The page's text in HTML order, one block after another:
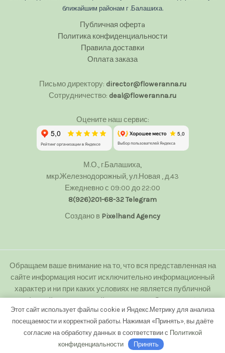
ближайшим районам г .Балашиха.
Публичная офертa
Политика конфиденциальности
Правила доставки
Оплата заказа
Письмо директору: director@floweranna.ru
Сотрудничество: deal@floweranna.ru
Оцените наш сервис:
М.О., г.Балашиха,
мкр.Железнодорожный, ул.Новая , д.43
Ежедневно с 09:00 до 22:00
8(926)201-68-32Telegram
Создано в Pixelhand Agency
Обращаем ваше внимание на то, что вся представленная на
сайте информация носит исключительно информационный
характер и ни при каких условиях не является публичной
офертой определяемой положениями Статьи 437(2)
Гражданского кодекса Российской Федерации.
Любое копирование с сайта floweranna.ru без письменного
разрешения владельца запрещено.
Этот сайт использует файлы cookie и Яндекс.Метрику для анализа
посещаемости и корректной работы. Нажимая «Принять», вы даёте
согласие на обработку данных в соответствии с Политикой
конфиденциальности
Принять